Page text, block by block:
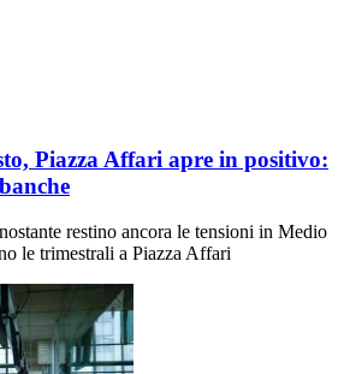
Piazza Affari apre in positivo:
restino ancora le tensioni in Medio
le trimestrali a Piazza Affari